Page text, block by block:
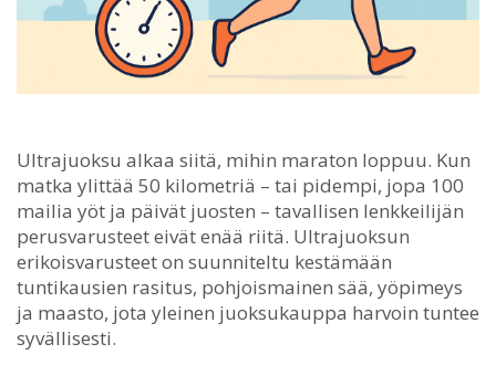
Ultrajuoksu alkaa siitä, mihin maraton loppuu. Kun
matka ylittää 50 kilometriä – tai pidempi, jopa 100
mailia yöt ja päivät juosten – tavallisen lenkkeilijän
perusvarusteet eivät enää riitä. Ultrajuoksun
erikoisvarusteet on suunniteltu kestämään
tuntikausien rasitus, pohjoismainen sää, yöpimeys
ja maasto, jota yleinen juoksukauppa harvoin tuntee
syvällisesti.